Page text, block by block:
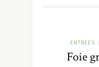
ENTRÉES /
Foie